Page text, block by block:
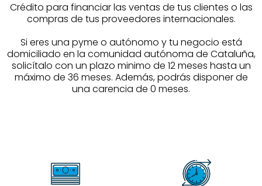
Crédito para financiar las ventas de tus clientes o las
compras de tus proveedores internacionales.
Si eres una pyme o autónomo y tu negocio está
domiciliado en la comunidad autónoma de Cataluña,
solicítalo con un plazo minimo de 12 meses hasta un
máximo de 36 meses. Además, podrás disponer de
una carencia de 0 meses.